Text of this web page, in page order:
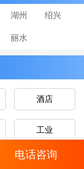
湖州 绍兴
丽水
酒店
工业
交通枢纽及仓储
电话咨询